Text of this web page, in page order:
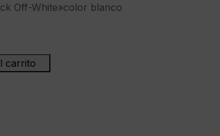
Off-White»color blanco
carrito